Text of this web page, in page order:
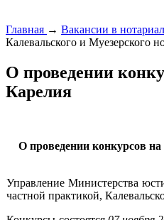
Главная → Вакансии в
Калевальского и Муезерского
О проведении
Карелия
О проведении конкурсов
Управление Министерства
частной практикой,